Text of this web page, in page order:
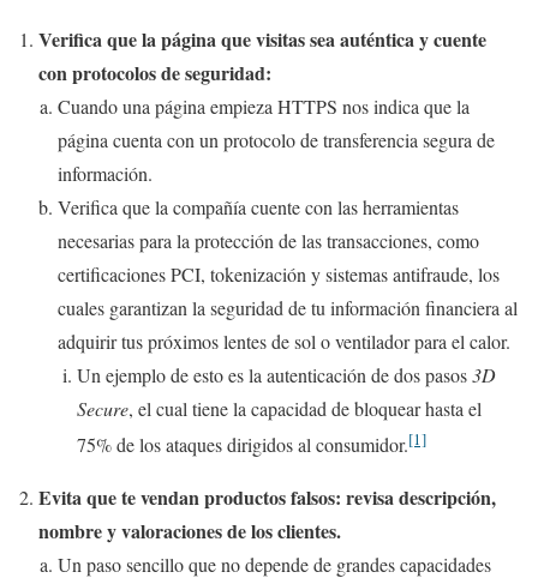
Verifica que la página que visitas sea auténtica y cuente
con protocolos de seguridad:
Cuando una página empieza HTTPS nos indica que la
página cuenta con un protocolo de transferencia segura de
información.
Verifica que la compañía cuente con las herramientas
necesarias para la protección de las transacciones, como
certificaciones PCI, tokenización y sistemas antifraude, los
cuales garantizan la seguridad de tu información financiera al
adquirir tus próximos lentes de sol o ventilador para el calor.
Un ejemplo de esto es la autenticación de dos pasos3D
Secure, el cual tiene la capacidad de bloquear hasta el
75% de los ataques dirigidos al consumidor.[1]
Evita que te vendan productos falsos: revisa descripción,
nombre y valoraciones de los clientes.
Un paso sencillo que no depende de grandes capacidades